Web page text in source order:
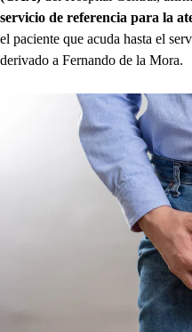
servicio de referencia para la
el paciente que acuda hasta el
derivado a Fernando de la Mora.